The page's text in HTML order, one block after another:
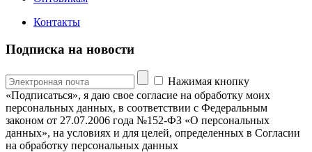
Контакты
Подписка на новости
Нажимая кнопку
«Подписаться», я даю свое согласие на обработку моих
персональных данных, в соответствии с Федеральным
законом от 27.07.2006 года №152-ФЗ «О персональных
данных», на условиях и для целей, определенных в Согласии
на обработку персональных данных